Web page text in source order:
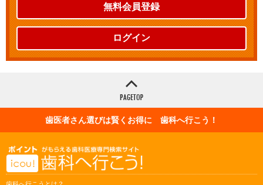
無料会員登録
ログイン
歯医者さん選びは賢くお得に 歯科へ行こう！